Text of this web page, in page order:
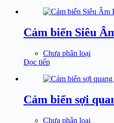
Cảm biến Siêu
Chưa phân loại
Đọc tiếp
Cảm biến sợi
Chưa phân loại